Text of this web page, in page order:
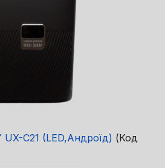
C21 (LED,Андроїд) (Код